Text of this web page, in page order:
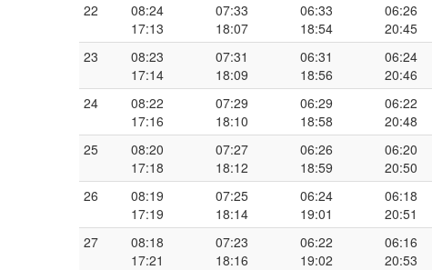
22
08:24
17:13
07:33
18:07
06:33
18:54
06:26
20:45
23
08:23
17:14
07:31
18:09
06:31
18:56
06:24
20:46
24
08:22
17:16
07:29
18:10
06:29
18:58
06:22
20:48
25
08:20
17:18
07:27
18:12
06:26
18:59
06:20
20:50
26
08:19
17:19
07:25
18:14
06:24
19:01
06:18
20:51
27
08:18
17:21
07:23
18:16
06:22
19:02
06:16
20:53